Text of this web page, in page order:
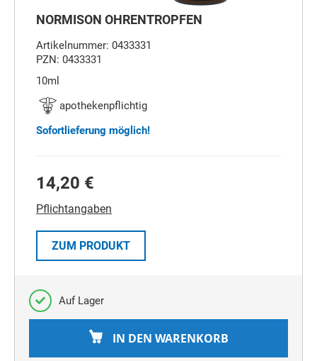
NORMISON OHRENTROPFEN
Artikelnummer: 0433331
PZN: 0433331
10ml
apothekenpflichtig
Sofortlieferung möglich!
14,20 €
Pflichtangaben
ZUM PRODUKT
Auf Lager
IN DEN WARENKORB